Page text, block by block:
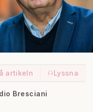
artikeln
Lyssna
Bresciani